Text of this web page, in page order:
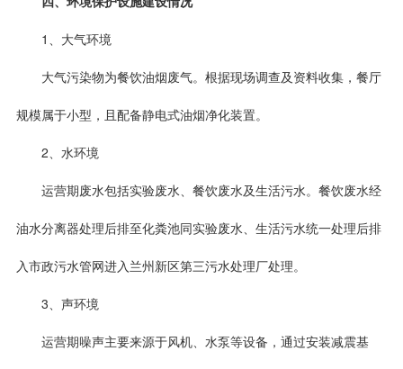
1、大气环境
大气污染物为餐饮油烟废气。根据现场调查及资料收集，餐厅
规模属于小型，且配备静电式油烟净化装置。
2、水环境
运营期废水包括实验废水、餐饮废水及生活污水。餐饮废水经
油水分离器处理后排至化粪池同实验废水、生活污水统一处理后排
入市政污水管网进入兰州新区第三污水处理厂处理。
3、声环境
运营期噪声主要来源于风机、水泵等设备，通过安装减震基